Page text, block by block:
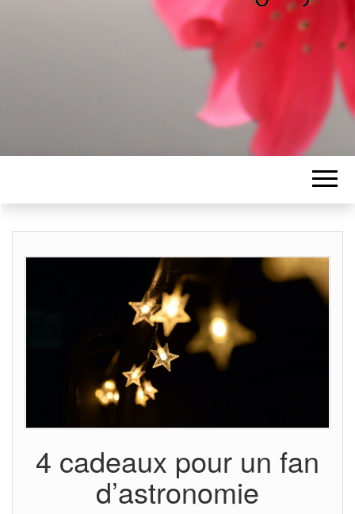
ALICE
BAWGAJ
Les petits mots d'Alice
4 cadeaux pour un fan
d’astronomie